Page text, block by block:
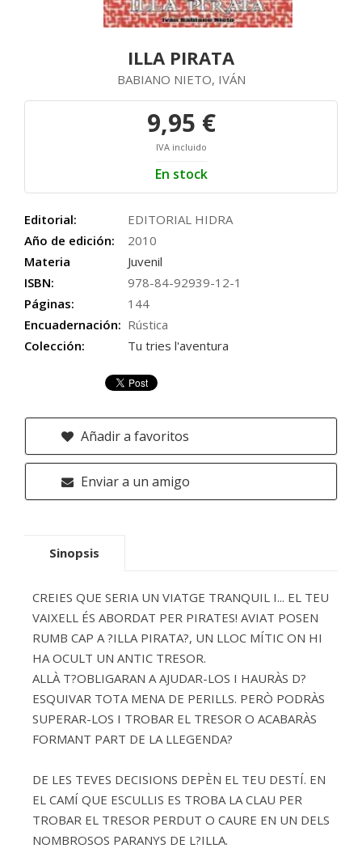
ILLA PIRATA
BABIANO NIETO, IVÁN
9,95 €
IVA incluido
En stock
Editorial:
EDITORIAL HIDRA
Año de edición:
2010
Materia
Juvenil
ISBN:
978-84-92939-12-1
Páginas:
144
Encuadernación: Rústica
Colección:
Tu tries l'aventura
Añadir a favoritos
Enviar a un amigo
Sinopsis
CREIES QUE SERIA UN VIATGE TRANQUIL I... EL TEU
VAIXELL ÉS ABORDAT PER PIRATES! AVIAT POSEN
RUMB CAP A ?ILLA PIRATA?, UN LLOC MÍTIC ON HI
HA OCULT UN ANTIC TRESOR.
ALLÀ T?OBLIGARAN A AJUDAR-LOS I HAURÀS D?
ESQUIVAR TOTA MENA DE PERILLS. PERÒ PODRÀS
SUPERAR-LOS I TROBAR EL TRESOR O ACABARÀS
FORMANT PART DE LA LLEGENDA?
DE LES TEVES DECISIONS DEPÈN EL TEU DESTÍ. EN
EL CAMÍ QUE ESCULLIS ES TROBA LA CLAU PER
TROBAR EL TRESOR PERDUT O CAURE EN UN DELS
NOMBROSOS PARANYS DE L?ILLA.